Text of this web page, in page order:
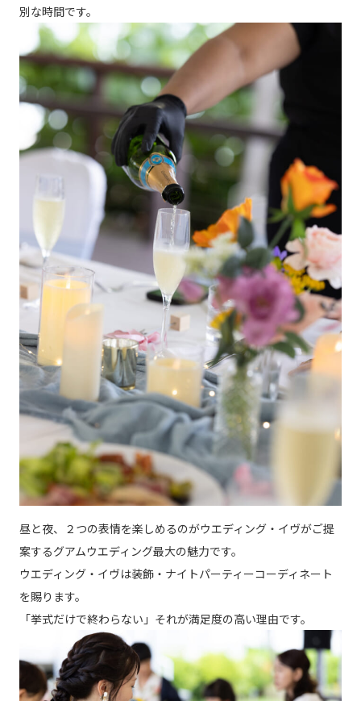
別な時間です。
昼と夜、２つの表情を楽しめるのがウエディング・イヴがご提
案するグアムウエディング最大の魅力です。
ウエディング・イヴは装飾・ナイトパーティーコーディネート
を賜ります。
「挙式だけで終わらない」それが満足度の高い理由です。